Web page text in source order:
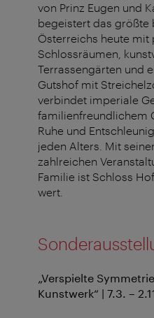
von Prinz Eugen und
begeistert das größte
Österreichs heute mit
Schlossräumen,
Terrassengärten und
Gutshof mit
verbindet imperiale
familienfreundlichem
Ruhe und
jeden Alters. Mit
zahlreichen
Familie ist Schloss
wert.
„Verspielte
Kunstwerk“ | 7.3. –